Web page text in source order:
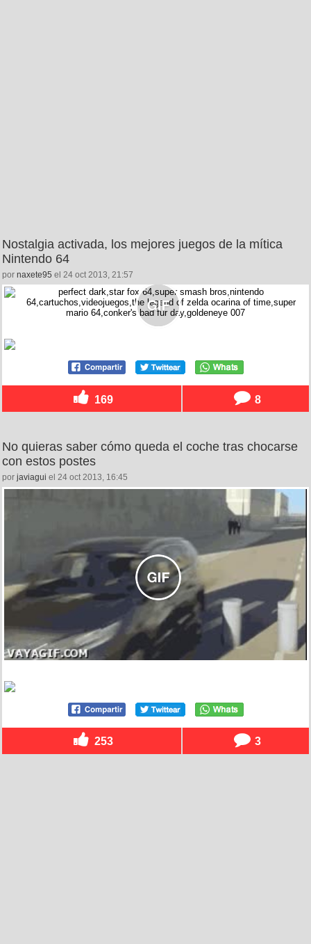
Nostalgia activada, los mejores juegos de la mítica
Nintendo 64
por naxete95 el 24 oct 2013, 21:57
169 8
No quieras saber cómo queda el coche tras chocarse
con estos postes
por javiagui el 24 oct 2013, 16:45
253 3